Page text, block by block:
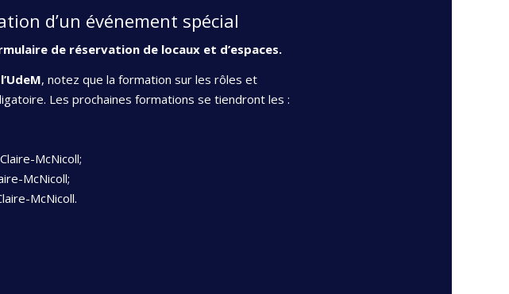
d’un événement spécial
de réservation de locaux et d’espaces.
, notez que la formation sur les rôles et
Les prochaines formations se tiendront les :
McNicoll;
McNicoll;
McNicoll.